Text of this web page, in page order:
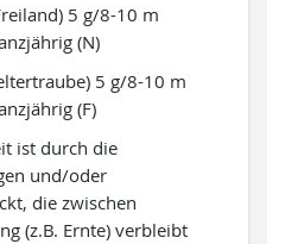
5 g/8-10 m
(N)
5 g/8-10 m
(F)
ist durch die
und/oder
die zwischen
(z.B. Ernte) verbleibt